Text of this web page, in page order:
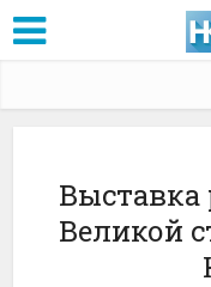
Выставка
Великой